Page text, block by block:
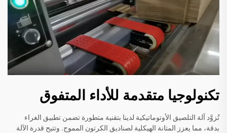
تكنولوجيا متقدمة للأداء المتفوق
تُزوَّد آلة التلصيق الأوتوماتيكية لدينا بتقنية متطورة تضمن تطبيق الغراء
بدقة، مما يعزز المتانة الهيكلية لصناديق الكرتون المموج. وتتيح قدرة الآلة